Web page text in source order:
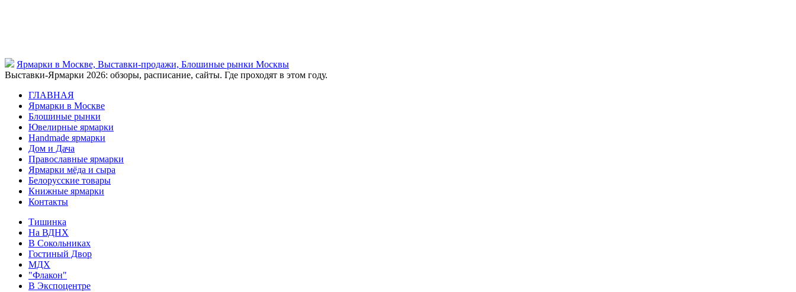
Ярмарки в Москве, Выставки-продажи, Блошиные рынки Москвы
Выставки-Ярмарки 2026: обзоры, расписание, сайты. Где проходят в этом году.
ГЛАВНАЯ
Ярмарки в Москве
Блошиные рынки
Ювелирные ярмарки
Нandmade ярмарки
Дом и Дача
Православные ярмарки
Ярмарки мёда и сыра
Белорусские товары
Книжные ярмарки
Контакты
Тишинка
На ВДНХ
В Сокольниках
Гостиный Двор
МДХ
"Флакон"
В Экспоцентре